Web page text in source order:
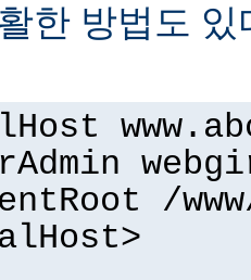
한 방법도
/